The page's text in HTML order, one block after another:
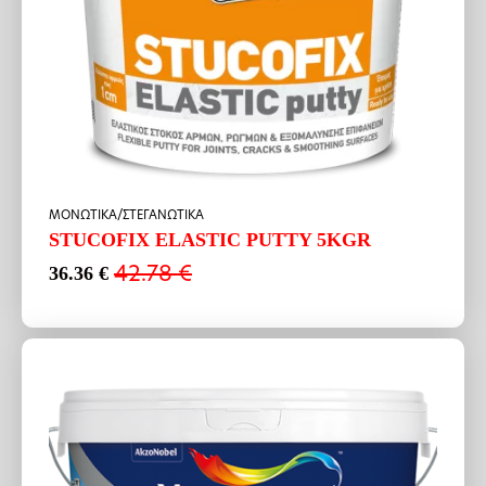
ΜΟΝΩΤΙΚΑ/ΣΤΕΓΑΝΩΤΙΚΑ
STUCOFIX ELASTIC PUTTY 5KGR
42.78€
Original
42.78 €.
36.36 €
Η
είναι: